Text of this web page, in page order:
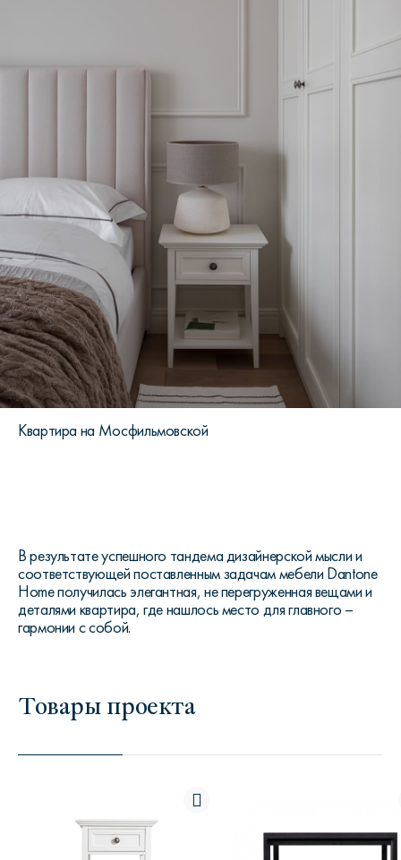
Квартира на Мосфильмовской
В результате успешного тандема дизайнерской мысли и
соответствующей поставленным задачам мебели Dantone
Home получилась элегантная, не перегруженная вещами и
деталями квартира, где нашлось место для главного –
гармонии с собой.
Товары проекта